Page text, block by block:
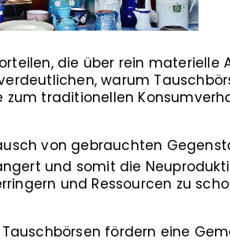
die über rein materielle
warum
traditionellen
von gebrauchten
und somit die
und Ressourcen zu
Tauschbörsen fördern eine